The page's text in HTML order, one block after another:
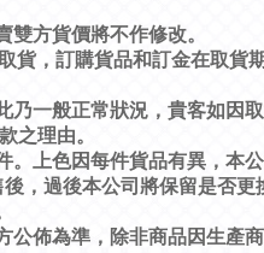
方貨價將不作修改。
貨，訂購貨品和訂金在取貨
一般正常狀況，貴客如因
之理由。
上色因每件貨品有異，本
，過後本公司將保留是否更
佈為準，除非商品因生產